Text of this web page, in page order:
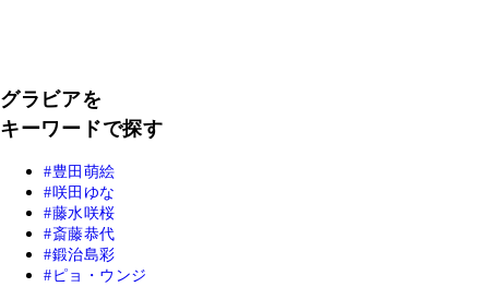
グラビアを
キーワードで探す
豊田萌絵
咲田ゆな
藤水咲桜
斎藤恭代
鍛治島彩
ピョ・ウンジ